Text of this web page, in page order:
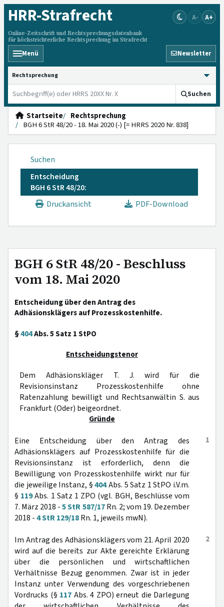
HRR-Strafrecht
Online-Zeitschrift und Rechtsprechungsdatenbank
für höchstrichterliche Rechtsprechung im Strafrecht
A- A+
Menü Newsletter
HRRS durchsuchen
Suchen
Startseite
Rechtsprechung
BGH 6 StR 48/20 - 18. Mai 2020 (-) [= HRRS 2020 Nr. 838]
Suchen
Entscheidung
BGH 6 StR 48/20:
Druckansicht
PDF-Download
BGH 6 StR 48/20 - Beschluss
vom 18. Mai 2020
Entscheidung über den Antrag des
Adhäsionsklägers auf Prozesskostenhilfe.
§404Abs. 5 Satz 1 StPO
Entscheidungstenor
Dem Adhäsionskläger T. J. wird für die
Revisionsinstanz Prozesskostenhilfe ohne
Ratenzahlung bewilligt und Rechtsanwältin S. aus
Frankfurt (Oder) beigeordnet.
Gründe
1
Eine Entscheidung über den Antrag des
Adhäsionsklägers auf Prozesskostenhilfe für die
Revisionsinstanz ist erforderlich, denn die
Bewilligung von Prozesskostenhilfe wirkt nur für
die jeweilige Instanz, §404Abs. 5 Satz 1 StPO i.V.m.
§ 119Abs. 1 Satz 1 ZPO (vgl. BGH, Beschlüsse vom
7. März 2018 -5 StR 587/17Rn. 2; vom 19. Dezember
2018 -4 StR 129/18Rn. 1, jeweils mwN).
2
Im Antrag des Adhäsionsklägers vom 21. April 2020
wird auf die bereits zur Akte gereichte Erklärung
über die persönlichen und wirtschaftlichen
Verhältnisse Bezug genommen. Zwar ist in jeder
Instanz unter Verwendung des vorgeschriebenen
Vordrucks (§ 117 Abs. 4 ZPO) erneut die Darlegung